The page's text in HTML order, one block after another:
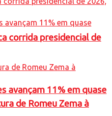
avançam 11% em quase
corrida presidencial de
de Romeu Zema à